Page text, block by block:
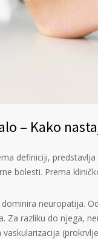
– Kako
definiciji,
bolesti. Prema
neuropatija.
Za razliku do njega,